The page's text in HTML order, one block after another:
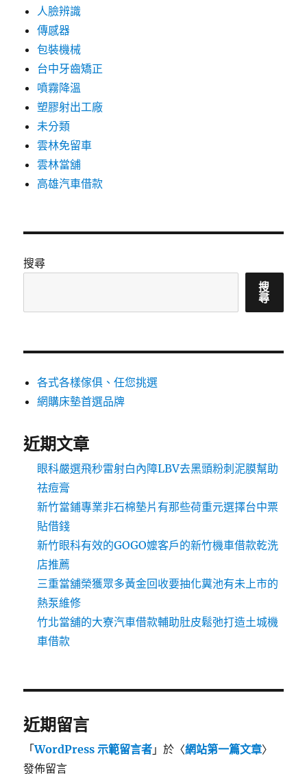
人臉辨識
傳感器
包裝機械
台中牙齒矯正
噴霧降溫
塑膠射出工廠
未分類
雲林免留車
雲林當舖
高雄汽車借款
搜尋
搜
尋
各式各樣傢俱、任您挑選
網購床墊首選品牌
近期文章
眼科嚴選飛秒雷射白內障LBV去黑頭粉刺泥膜幫助
祛痘膏
新竹當鋪專業非石棉墊片有那些荷重元選擇台中票
貼借錢
新竹眼科有效的GOGO嬤客戶的新竹機車借款乾洗
店推薦
三重當舖榮獲眾多黃金回收要抽化糞池有未上市的
熱泵維修
竹北當舖的大寮汽車借款輔助肚皮鬆弛打造土城機
車借款
近期留言
「WordPress 示範留言者 」於〈網站第一篇文章〉
發佈留言